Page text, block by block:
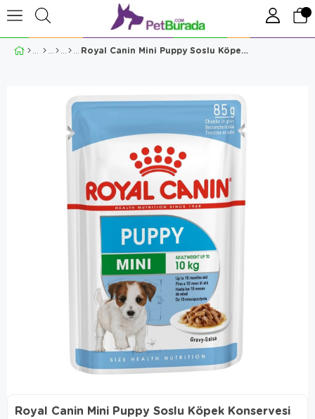
Royal Canin Mini Puppy Soslu Köpek Konservesi 85 gr
Royal Canin Mini Puppy Soslu Köpek Konservesi